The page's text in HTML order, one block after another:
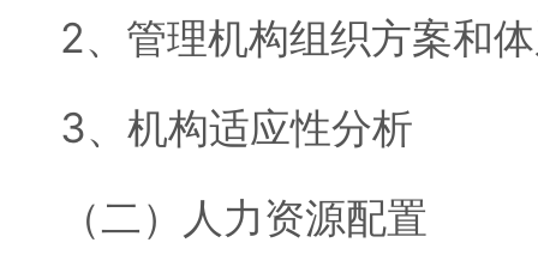
2、管理机构组织方案和
3、机构适应性分析
（二）人力资源配置